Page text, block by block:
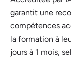
garantit une
compétences
la formation à
jours à 1 mois,